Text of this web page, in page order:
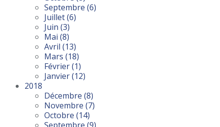
Septembre (6)
Juillet(6)
Juin (3)
Mai (8)
Avril (13)
Mars (18)
Février(1)
Janvier(12)
2018
Décembre (8)
Novembre (7)
Octobre (14)